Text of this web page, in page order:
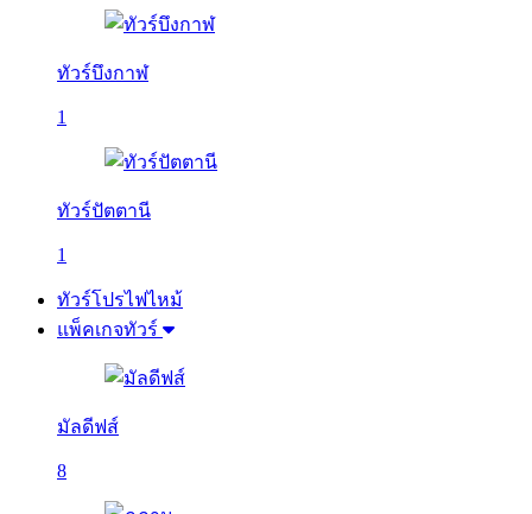
ทัวร์บึงกาฬ
1
ทัวร์ปัตตานี
1
ทัวร์โปรไฟไหม้
แพ็คเกจทัวร์
มัลดีฟส์
8